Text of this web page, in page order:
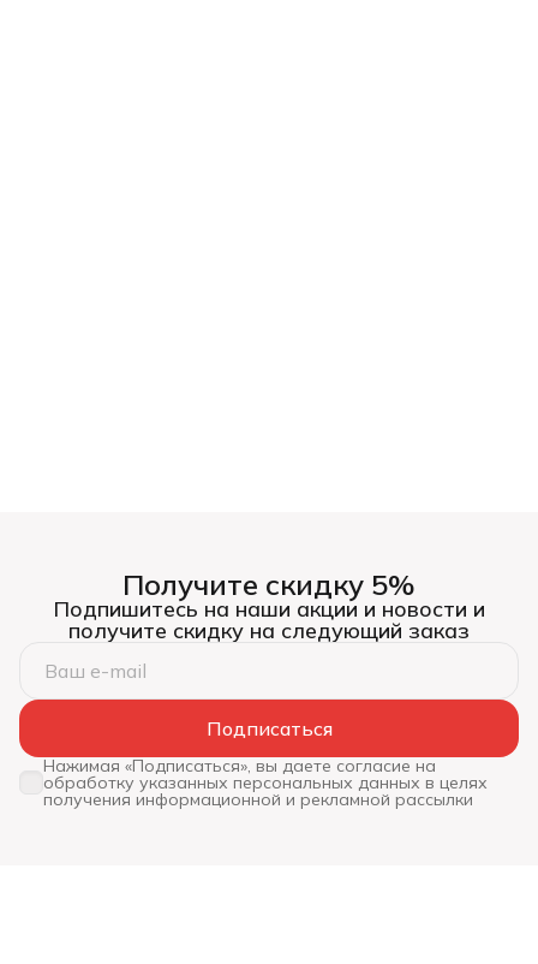
Получите скидку 5%
Подпишитесь на наши акции и новости и
получите скидку на следующий заказ
Подписаться
Нажимая «Подписаться», вы даете согласие на
обработку указанных персональных данных в целях
получения информационной и рекламной рассылки